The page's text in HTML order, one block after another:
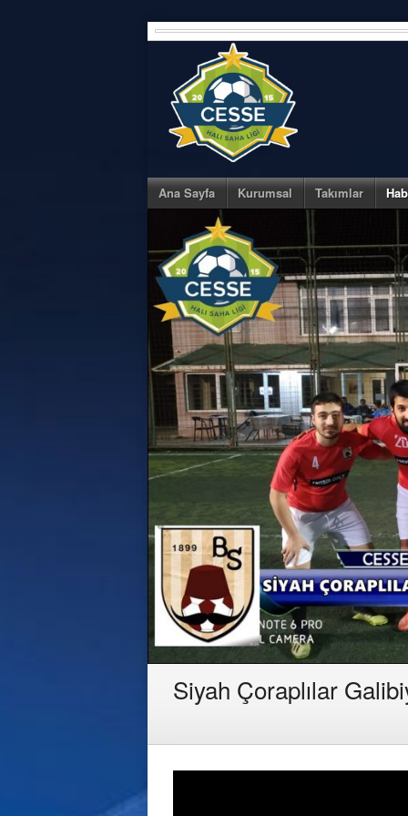
Skip
to
Ana Sayfa Kurumsal Takımlar
Siyah Çoraplılar